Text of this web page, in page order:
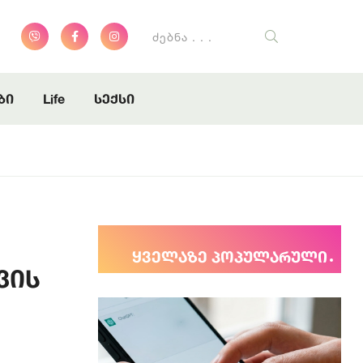
Life სექსი
ყველაზე პოპულარული